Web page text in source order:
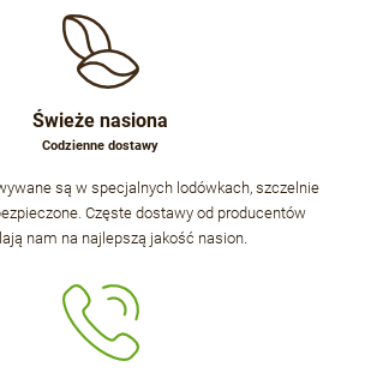
Świeże nasiona
Codzienne dostawy
są w specjalnych lodówkach, szczelnie
Częste dostawy od producentów
nam na najlepszą jakość nasion.